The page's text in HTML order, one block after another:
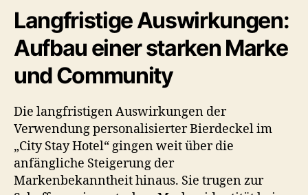
Langfristige Auswirkungen:
Aufbau einer starken Marke
und Community
Die langfristigen Auswirkungen der
Verwendung personalisierter Bierdeckel im
„City Stay Hotel“ gingen weit über die
anfängliche Steigerung der
Markenbekanntheit hinaus. Sie trugen zur